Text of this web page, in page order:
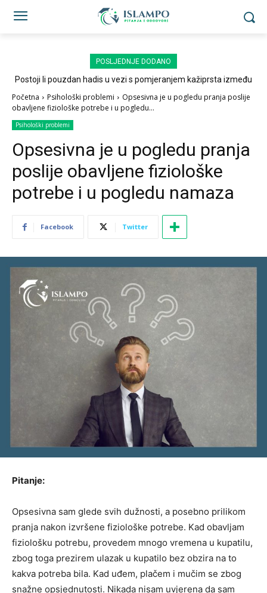
POSLJEDNJE DODANO
Postoji li pouzdan hadis u vezi s pomjeranjem kažiprsta između
Početna Psihološki problemi
Opsesivna je u pogledu pranja poslije
obavljene fiziološke potrebe i u pogledu...
Psihološki problemi
Opsesivna je u pogledu pranja
poslije obavljene fiziološke
potrebe i u pogledu namaza
Facebook Twitter
Pitanje:
Opsesivna sam glede svih dužnosti, a posebno prilikom
pranja nakon izvršene fiziološke potrebe. Kad obavljam
fiziološku potrebu, provedem mnogo vremena u kupatilu,
zbog toga prezirem ulazak u kupatilo bez obzira na to
kakva potreba bila. Kad uđem, plačem i mučim se zbog
snažne opsjednutosti. Nikada nisam uvjerena da sam